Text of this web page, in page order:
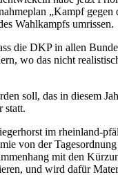
„Kampf
Wahlkampfs umrissen.
die DKP in allen
wo das nicht
soll, das in diesem
statt.
im rheinland-
von der
mit den
und wird dafür